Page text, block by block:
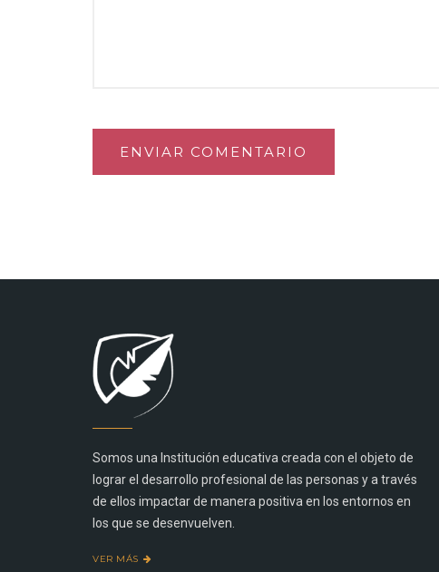
ENVIAR COMENTARIO
Somos una Institución educativa creada con el objeto de
lograr el desarrollo profesional de las personas y a través
de ellos impactar de manera positiva en los entornos en
los que se desenvuelven.
VER MÁS